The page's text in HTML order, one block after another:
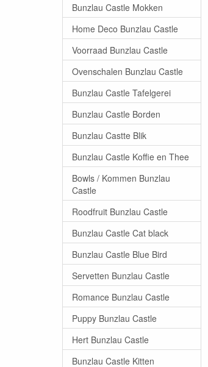
Bunzlau Castle Mokken
Home Deco Bunzlau Castle
Voorraad Bunzlau Castle
Ovenschalen Bunzlau Castle
Bunzlau Castle Tafelgerei
Bunzlau Castle Borden
Bunzlau Castte Blik
Bunzlau Castle Koffie en Thee
Bowls / Kommen Bunzlau
Castle
Roodfruit Bunzlau Castle
Bunzlau Castle Cat black
Bunzlau Castle Blue Bird
Servetten Bunzlau Castle
Romance Bunzlau Castle
Puppy Bunzlau Castle
Hert Bunzlau Castle
Bunzlau Castle Kitten